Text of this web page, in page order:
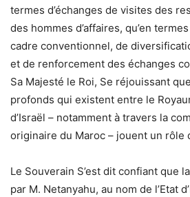
termes d’échanges de visites des
des hommes d’affaires, qu’en
cadre conventionnel, de
et de renforcement des échanges
Sa Majesté le Roi, Se réjouissant
profonds qui existent entre le
d’Israël – notamment à travers la
originaire du Maroc – jouent un rôle
Le Souverain S’est dit confiant que
par M. Netanyahu, au nom de l’Etat